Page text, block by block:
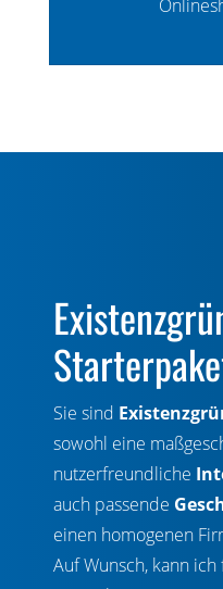
Sie sind
sowohl eine
nutzerfreundliche
auch passende
einen homogenen
Auf Wunsch, kann